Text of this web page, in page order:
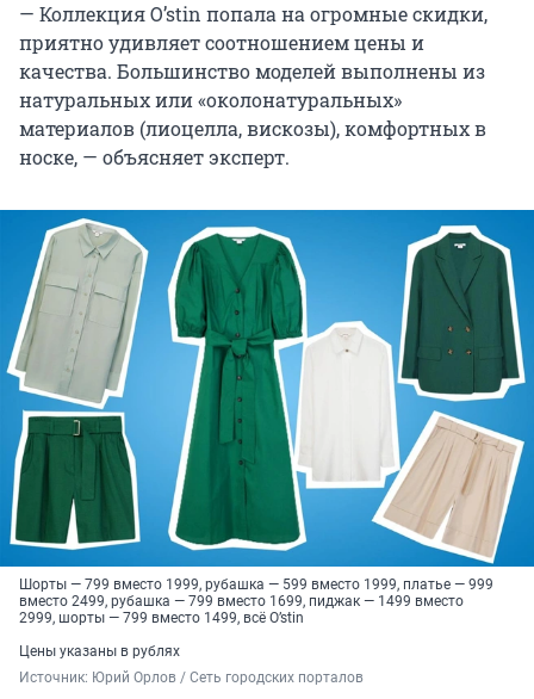
— Коллекция O’stin попала на огромные скидки,
приятно удивляет соотношением цены и
качества. Большинство моделей выполнены из
натуральных или «околонатуральных»
материалов (лиоцелла, вискозы), комфортных в
носке, — объясняет эксперт.
Шорты — 799 вместо 1999, рубашка — 599 вместо 1999, платье — 999
вместо 2499, рубашка — 799 вместо 1699, пиджак — 1499 вместо
2999, шорты — 799 вместо 1499, всё O’stin
Цены указаны в рублях
Источник: Юрий Орлов / Сеть городских порталов